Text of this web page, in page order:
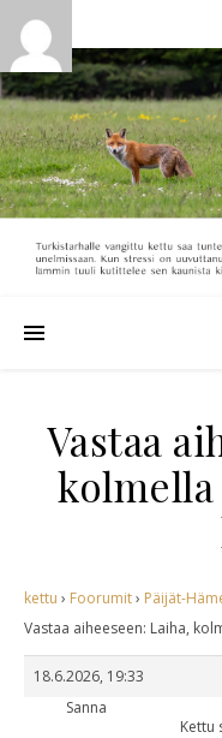
Vastaa
kettu › Foorumit› Päijät-
Vastaa aiheeseen: Laiha,
18.6.2026, 19:33
Sanna
Kettu